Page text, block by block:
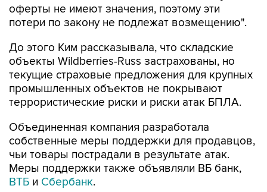
оферты не имеют значения, поэтому эти
потери по закону не подлежат возмещению".
До этого Ким рассказывала, что складские
объекты Wildberries-Russ застрахованы, но
текущие страховые предложения для крупных
промышленных объектов не покрывают
террористические риски и риски атак БПЛА.
Объединенная компания разработала
собственные меры поддержки для продавцов,
чьи товары пострадали в результате атак.
Меры поддержки также объявляли ВБ банк,
ВТБ и Сбербанк.